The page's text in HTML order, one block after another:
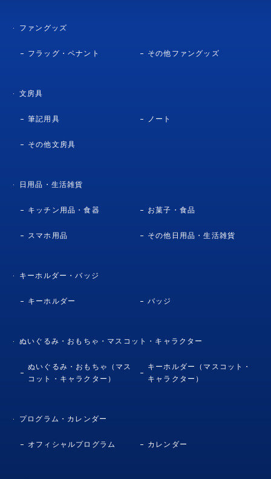
ファングッズ
フラッグ・ペナント その他ファングッズ
文房具
筆記用具 ノート
その他文房具
日用品・生活雑貨
キッチン用品・食器 お菓子・食品
スマホ用品 その他日用品・生活雑貨
キーホルダー・バッジ
キーホルダー バッジ
ぬいぐるみ・おもちゃ・マスコット・キャラクター
ぬいぐるみ・おもちゃ（マス
コット・キャラクター）
キーホルダー（マスコット・
キャラクター）
プログラム・カレンダー
オフィシャルプログラム カレンダー